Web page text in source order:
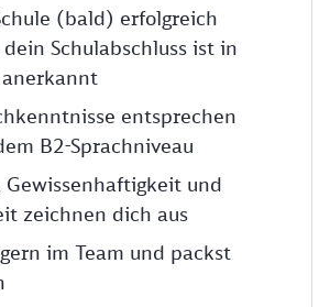
(bald) erfolgreich
Schulabschluss ist in
entsprechen
B2-Sprachniveau
Gewissenhaftigkeit und
zeichnen dich aus
im Team und packst